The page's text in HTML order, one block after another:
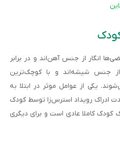
انگار از جنس آهن‌اند و در برابر
جنس شیشه‌اند و با کوچک‌ترین
یکی از عوامل موثر در ابتلا به
ادراک رویداد استرس‌زا توسط کودک
کودک کاملا عادی است و برای دیگری